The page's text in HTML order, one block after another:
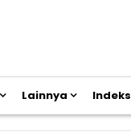
Lainnya Indeks